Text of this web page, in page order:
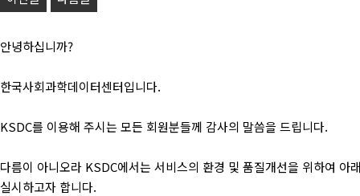
안녕하십니까?
한국사회과학데이터센터입니다.
KSDC를 이용해 주시는 모든 회원분들께 감사의 말씀을 드립니다.
다름이 아니오라 KSDC에서는 서비스의 환경 및 품질개선을 위하여 아
실시하고자 합니다.